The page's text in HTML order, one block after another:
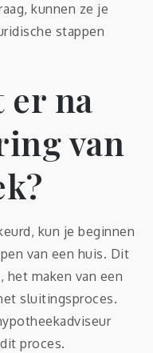
kunnen ze je
stappen
er na
van
kun je beginnen
van een huis. Dit
het maken van een
sluitingsproces.
proces.